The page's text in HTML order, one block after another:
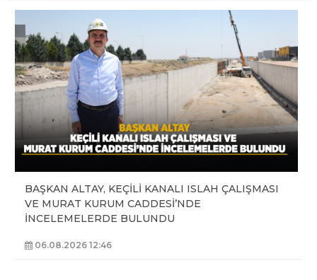
BAŞKAN ALTAY, KEÇİLİ KANALI ISLAH ÇALIŞMASI
VE MURAT KURUM CADDESİ’NDE
İNCELEMELERDE BULUNDU
06.08.2026 12:46